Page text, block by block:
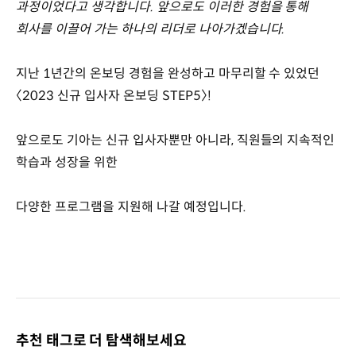
과정이었다고 생각합니다. 앞으로도 이러한 경험을 통해
회사를 이끌어 가는 하나의 리더로 나아가겠습니다.
지난 1년간의 온보딩 경험을 완성하고 마무리할 수 있었던
〈2023 신규 입사자 온보딩 STEP5〉!
앞으로도 기아는 신규 입사자뿐만 아니라, 직원들의 지속적인
학습과 성장을 위한
다양한 프로그램을 지원해 나갈 예정입니다.
추천 태그로 더 탐색해보세요